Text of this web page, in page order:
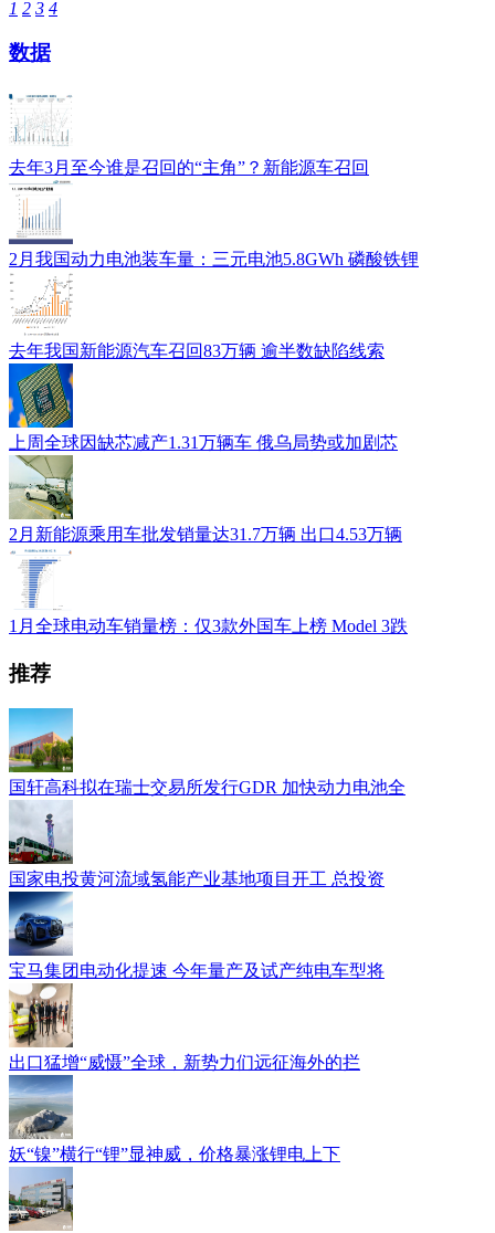
1 2 3 4
数据
去年3月至今谁是召回的“主角”？新能源车召回
2月我国动力电池装车量：三元电池5.8GWh 磷酸铁锂
去年我国新能源汽车召回83万辆 逾半数缺陷线索
上周全球因缺芯减产1.31万辆车 俄乌局势或加剧芯
2月新能源乘用车批发销量达31.7万辆 出口4.53万辆
1月全球电动车销量榜：仅3款外国车上榜 Model 3跌
推荐
国轩高科拟在瑞士交易所发行GDR 加快动力电池全
国家电投黄河流域氢能产业基地项目开工 总投资
宝马集团电动化提速 今年量产及试产纯电车型将
出口猛增“威慑”全球，新势力们远征海外的拦
妖“镍”横行“锂”显神威，价格暴涨锂电上下